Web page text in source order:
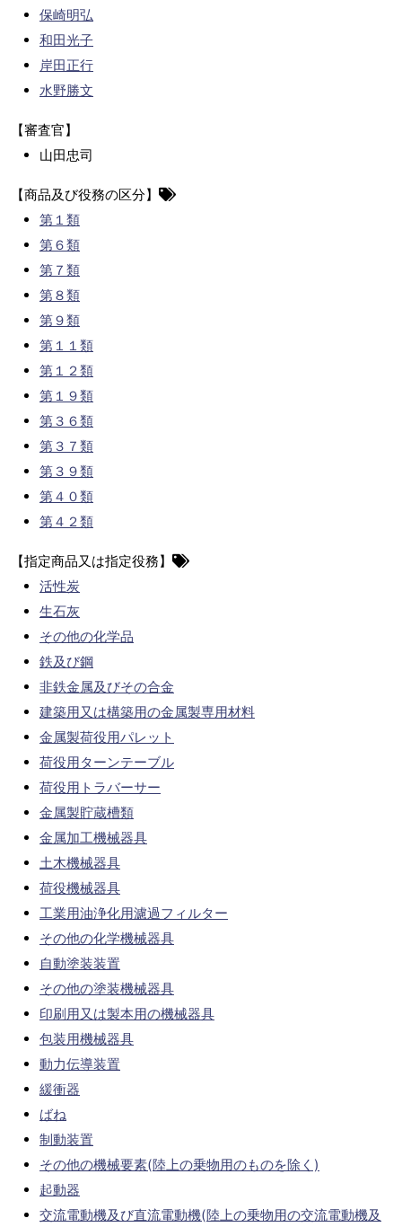
保崎明弘
和田光子
岸田正行
水野勝文
【審査官】
山田忠司
【商品及び役務の区分】
第１類
第６類
第７類
第８類
第９類
第１１類
第１２類
第１９類
第３６類
第３７類
第３９類
第４０類
第４２類
【指定商品又は指定役務】
活性炭
生石灰
その他の化学品
鉄及び鋼
非鉄金属及びその合金
建築用又は構築用の金属製専用材料
金属製荷役用パレット
荷役用ターンテーブル
荷役用トラバーサー
金属製貯蔵槽類
金属加工機械器具
土木機械器具
荷役機械器具
工業用油浄化用濾過フィルター
その他の化学機械器具
自動塗装装置
その他の塗装機械器具
印刷用又は製本用の機械器具
包装用機械器具
動力伝導装置
緩衝器
ばね
制動装置
その他の機械要素(陸上の乗物用のものを除く)
起動器
交流電動機及び直流電動機(陸上の乗物用の交流電動機及